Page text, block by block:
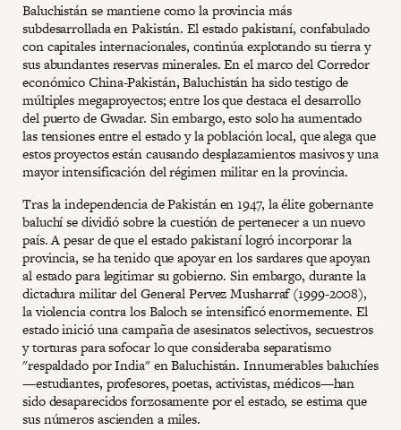
Baluchistán se mantiene como la provincia más
subdesarrollada en Pakistán. El estado pakistaní, confabulado
con capitales internacionales, continúa explotando su tierra y
sus abundantes reservas minerales. En el marco del Corredor
económico China-Pakistán, Baluchistán ha sido testigo de
múltiples megaproyectos; entre los que destaca el desarrollo
del puerto de Gwadar. Sin embargo, esto solo ha aumentado
las tensiones entre el estado y la población local, que alega que
estos proyectos están causando desplazamientos masivos y una
mayor intensificación del régimen militar en la provincia.
Tras la independencia de Pakistán en 1947, la élite gobernante
baluchí se dividió sobre la cuestión de pertenecer a un nuevo
país. A pesar de que el estado pakistaní logró incorporar la
provincia, se ha tenido que apoyar en los sardares que apoyan
al estado para legitimar su gobierno. Sin embargo, durante la
dictadura militar del General Pervez Musharraf (1999-2008),
la violencia contra los Baloch se intensificó enormemente. El
estado inició una campaña de asesinatos selectivos, secuestros
y torturas para sofocar lo que consideraba separatismo
"respaldado por India" en Baluchistán. Innumerables baluchíes
—estudiantes, profesores, poetas, activistas, médicos—han
sido desaparecidos forzosamente por el estado, se estima que
sus números ascienden a miles.